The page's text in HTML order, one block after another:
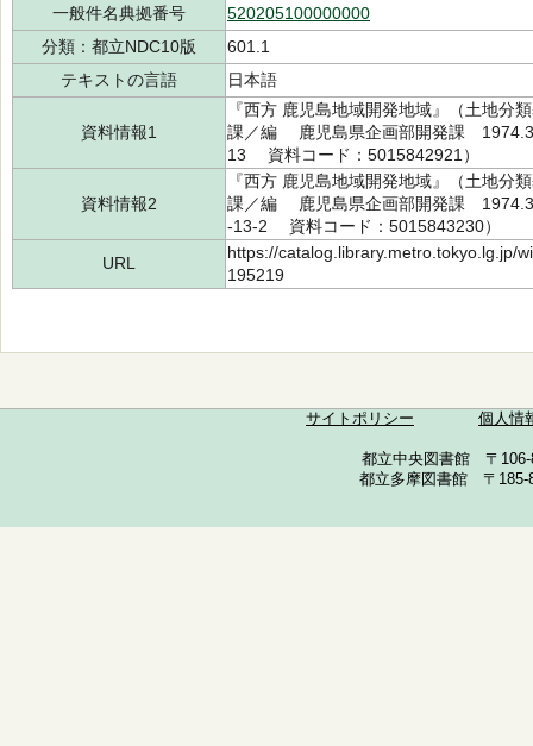
一般件名典拠番号
520205100000000
分類：都立NDC10版
601.1
テキストの言語
日本語
資料情報1
『西方 鹿児島地域開発地域』（土地
課／編 鹿児島県企画部開発課
13 資料コード：5015842921）
資料情報2
『西方 鹿児島地域開発地域』（土地
課／編 鹿児島県企画部開発課
-13-2 資料コード：5015843230）
URL
https://catalog.library.metro.tokyo.lg.jp/
195219
サイトポリシー 個人情
都立中央図書館 〒
都立多摩図書館 〒185-